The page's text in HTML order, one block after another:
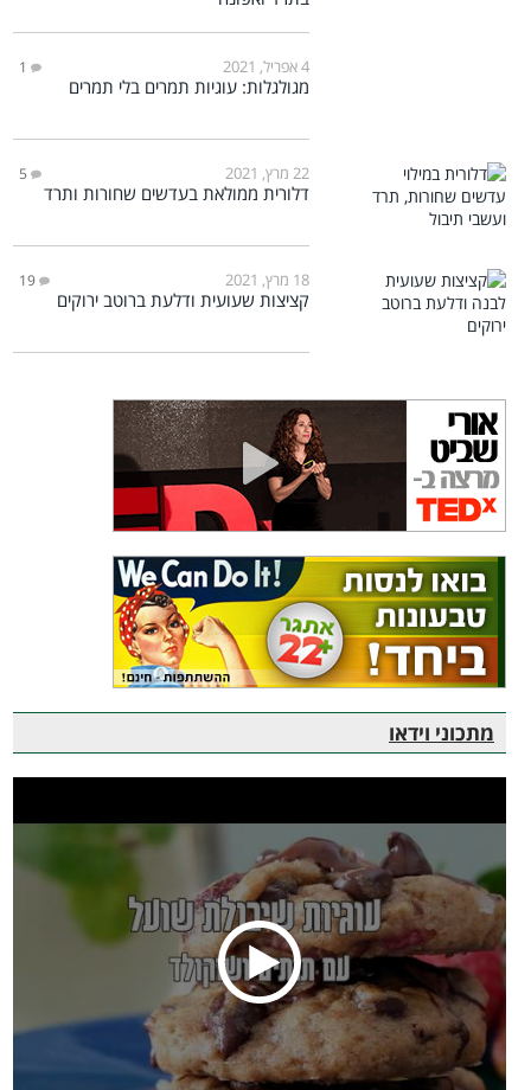
4 אפריל, 2021 1
מגולגלות: עוגיות תמרים בלי תמרים
22 מרץ, 2021 5
דלורית ממולאת בעדשים שחורות ותרד
18 מרץ, 2021 19
קציצות שעועית ודלעת ברוטב ירוקים
מתכוני וידאו